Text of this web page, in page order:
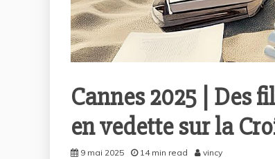
Cannes 2025 | Des
en vedette sur la
9 mai 2025 14 min read vincy